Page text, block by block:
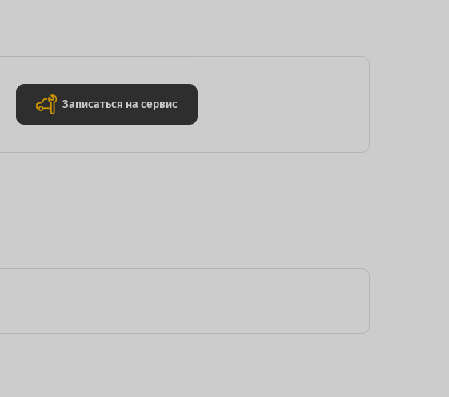
Записаться на сервис